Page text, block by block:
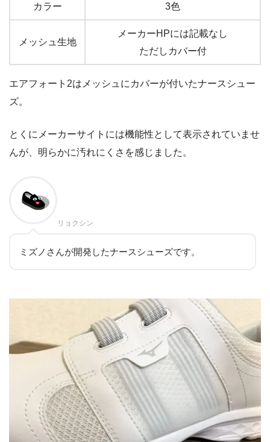
カラー 3色
メッシュ生地
メーカーHPには記載なし
ただしカバー付
エアフォート2はメッシュにカバーが付いたナースシュー
ズ。
とくにメーカーサイトには機能性として表示されていませ
んが、明らかに汚れにくさを感じました。
リョクシン
ミズノさんが開発したナースシューズです。